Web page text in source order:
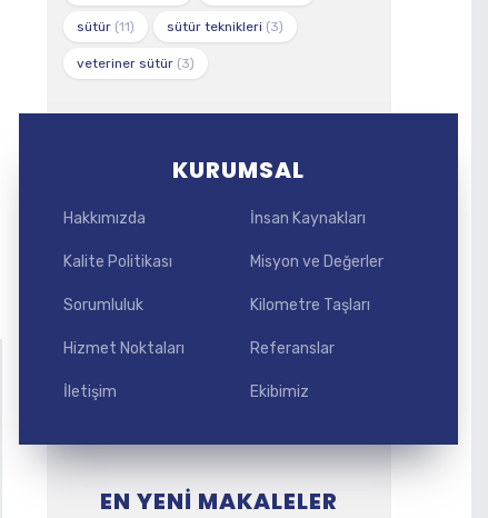
sütür (11) sütür teknikleri (3)
veteriner sütür (3)
KURUMSAL
Hakkımızda İnsan Kaynakları
Kalite Politikası Misyon ve Değerler
Sorumluluk Kilometre Taşları
Hizmet Noktaları Referanslar
İletişim Ekibimiz
EN YENI MAKALELER